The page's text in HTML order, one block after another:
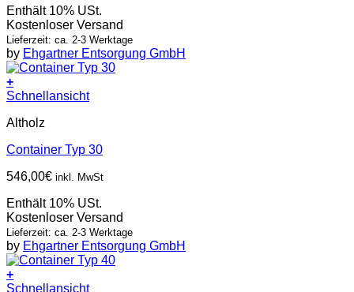
Enthält 10% USt.
Kostenloser Versand
Lieferzeit: ca. 2-3 Werktage
by Ehgartner Entsorgung GmbH
+
Schnellansicht
Altholz
Container Typ 30
546,00€ inkl. MwSt
Enthält 10% USt.
Kostenloser Versand
Lieferzeit: ca. 2-3 Werktage
by Ehgartner Entsorgung GmbH
+
Schnellansicht